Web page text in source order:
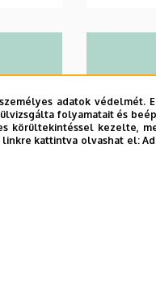
adatok védelmét.
folyamatait és
körültekintéssel kezelte,
linkre kattintva olvashat el: